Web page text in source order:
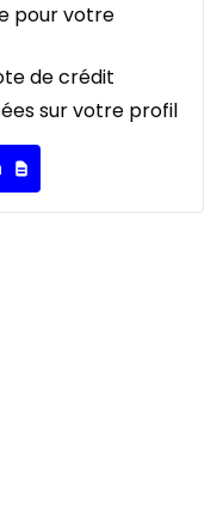
pour votre
de crédit
sur votre profil